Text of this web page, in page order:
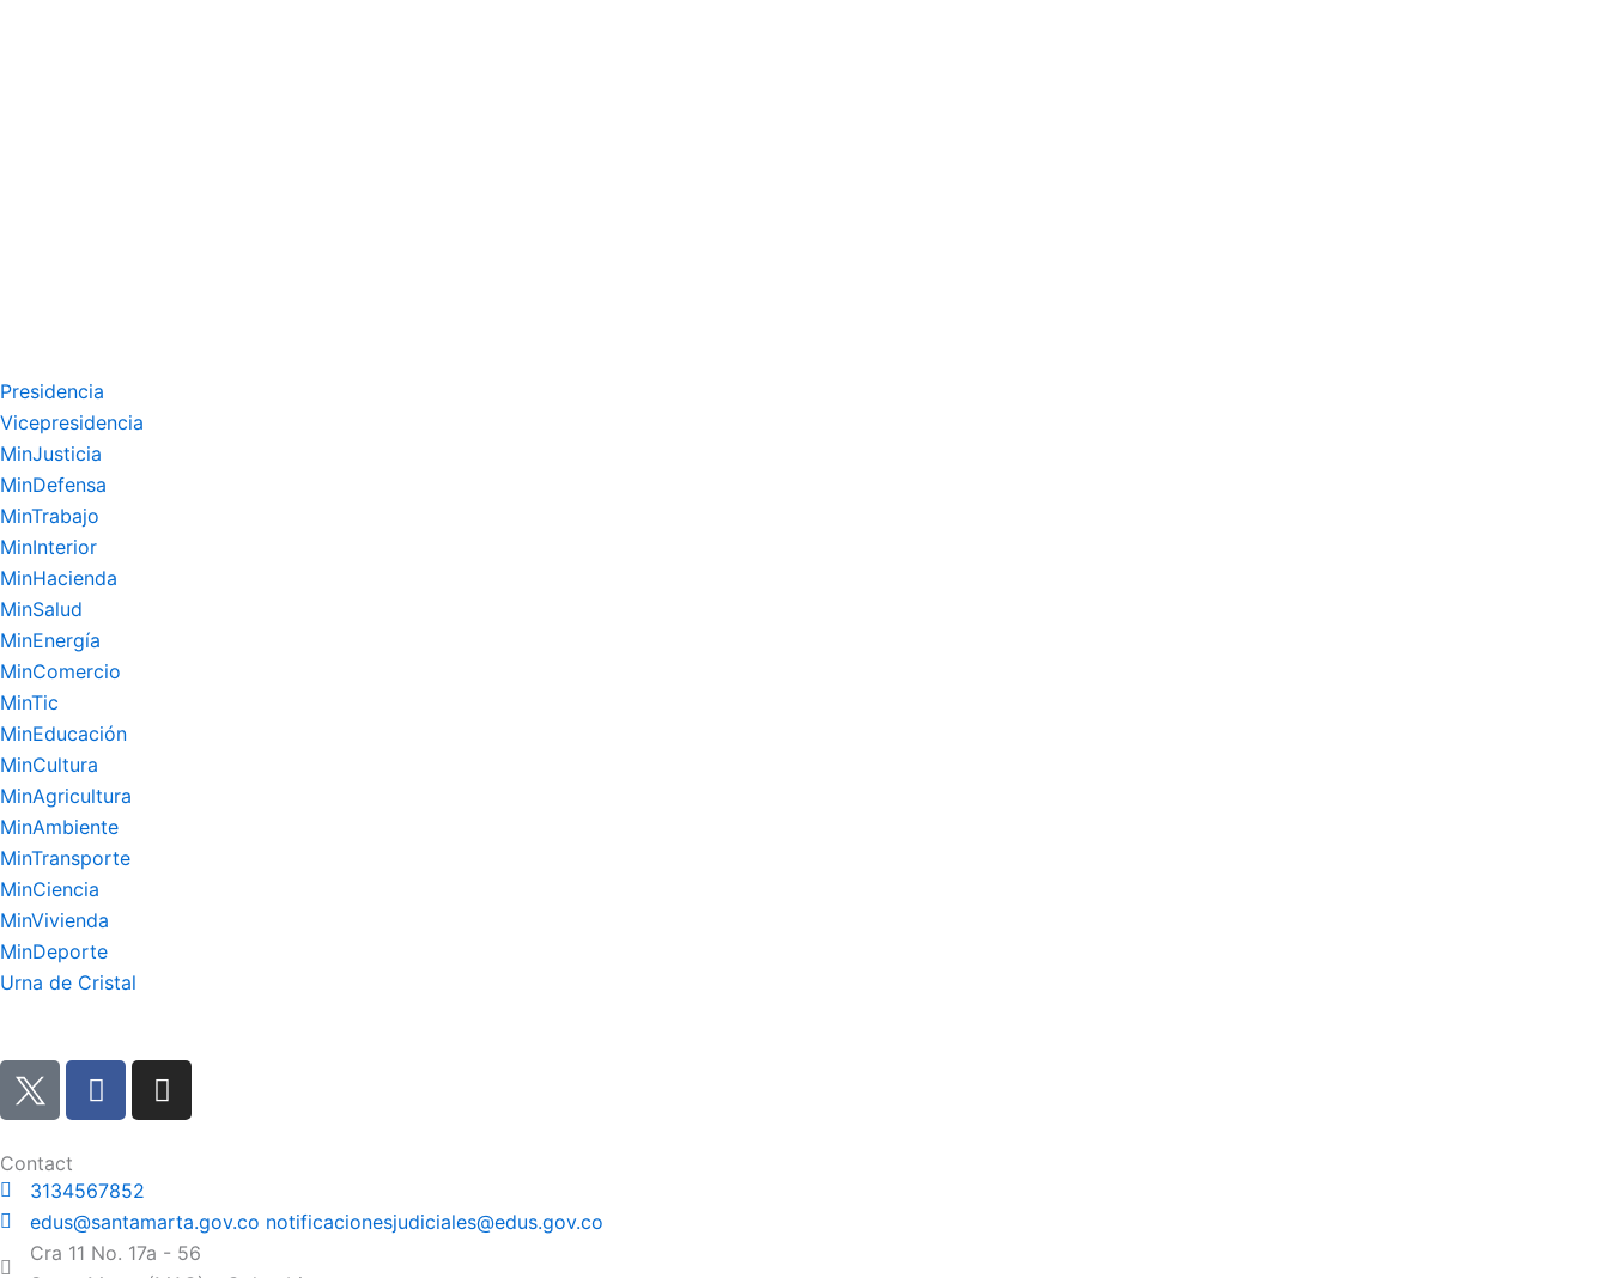
Presidencia
Vicepresidencia
MinJusticia
MinDefensa
MinTrabajo
MinInterior
MinHacienda
MinSalud
MinEnergía
MinComercio
MinTic
MinEducación
MinCultura
MinAgricultura
MinAmbiente
MinTransporte
MinCiencia
MinVivienda
MinDeporte
Urna de Cristal
F
a
b
o
o
I
n
g
r
Contact
3134567852
edus@santamarta.gov.co notificacionesjudiciales@edus.gov.co
Cra 11 No. 17a - 56